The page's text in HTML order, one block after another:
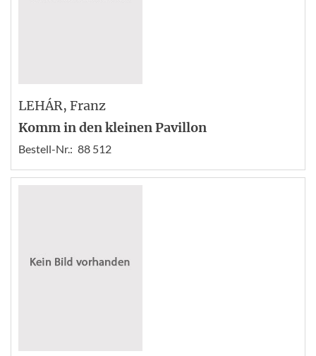
LEHÁR, Franz
Komm in den kleinen Pavillon
Bestell-Nr.: 88 512